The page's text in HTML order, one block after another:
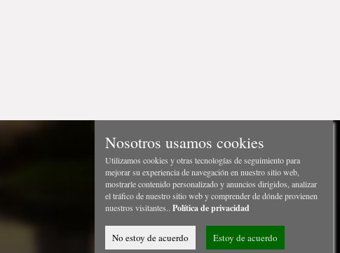
Nosotros usamos cookies
Utilizamos cookies y otras tecnologías de seguimiento para
mejorar su experiencia de navegación en nuestro sitio web,
mostrarle contenido personalizado y anuncios dirigidos, analizar
el tráfico de nuestro sitio web y comprender de dónde provienen
nuestros visitantes.. Política de privacidad
No estoy de acuerdo Estoy de acuerdo